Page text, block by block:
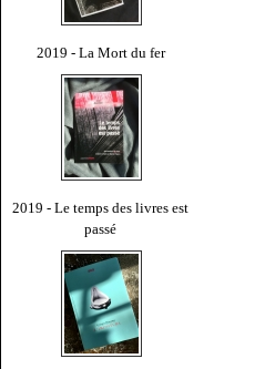
2019 - La Mort du fer
2019 - Le temps des livres est
passé